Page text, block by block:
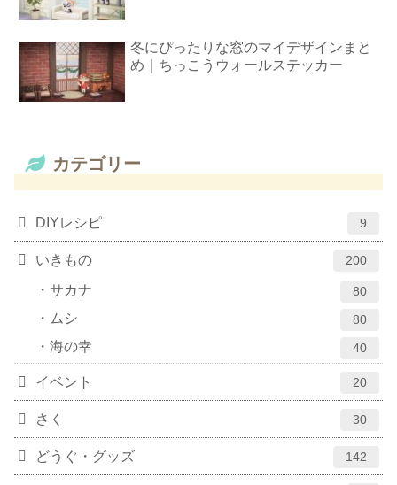
冬にぴったりな窓のマイデザインまと
め｜ちっこうウォールステッカー
カテゴリー
DIYレシピ 9
いきもの 200
サカナ 80
ムシ 80
海の幸 40
イベント 20
さく 30
どうぐ・グッズ 142